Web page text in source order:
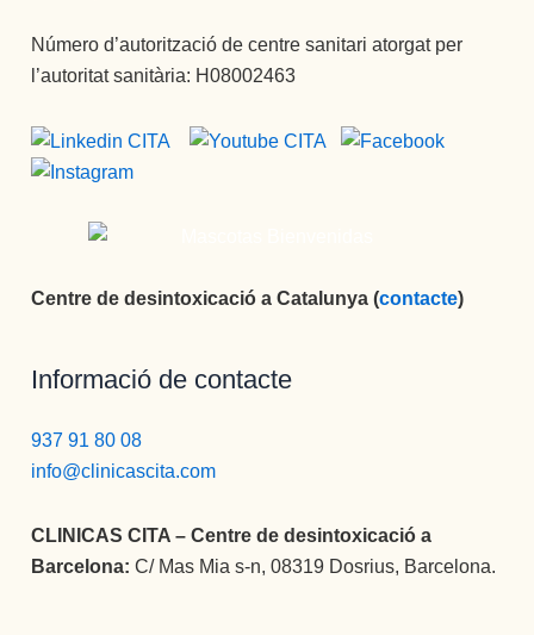
Número d’autorització de centre sanitari atorgat per
l’autoritat sanitària: H08002463
Centre de desintoxicació a Catalunya (contacte)
Informació de contacte
937 91 80 08
info@clinicascita.com
CLINICAS CITA – Centre de desintoxicació a
Barcelona:C/ Mas Mia s-n, 08319 Dosrius, Barcelona.